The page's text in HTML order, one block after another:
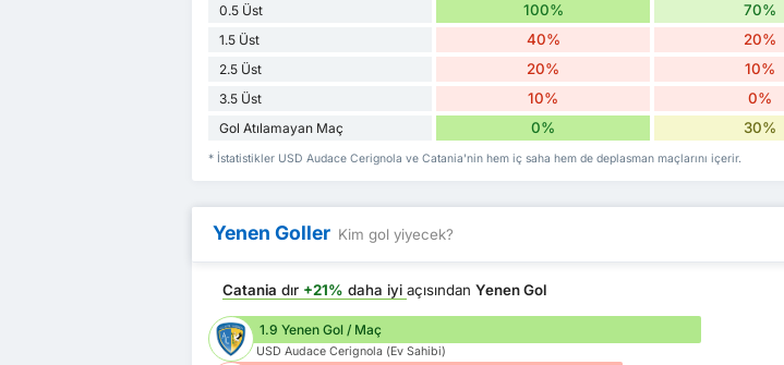
0.5 Üst
100% 70%
1.5 Üst 40% 20%
2.5 Üst 20% 10%
3.5 Üst 10% 0%
Gol Atılamayan Maç 0% 30%
* İstatistikler USD Audace Cerignola ve Catania'nin hem iç saha hem de deplasman maçlarını içerir.
Yenen Goller Kim gol yiyecek?
Catania dır +21% daha iyiaçısındanYenen Gol
1.9 Yenen Gol / Maç
USD Audace Cerignola (Ev Sahibi)